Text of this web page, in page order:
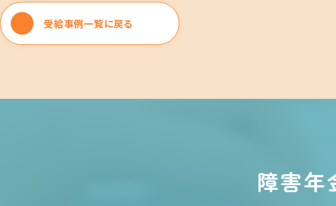
受給事例一覧に戻る
障害年